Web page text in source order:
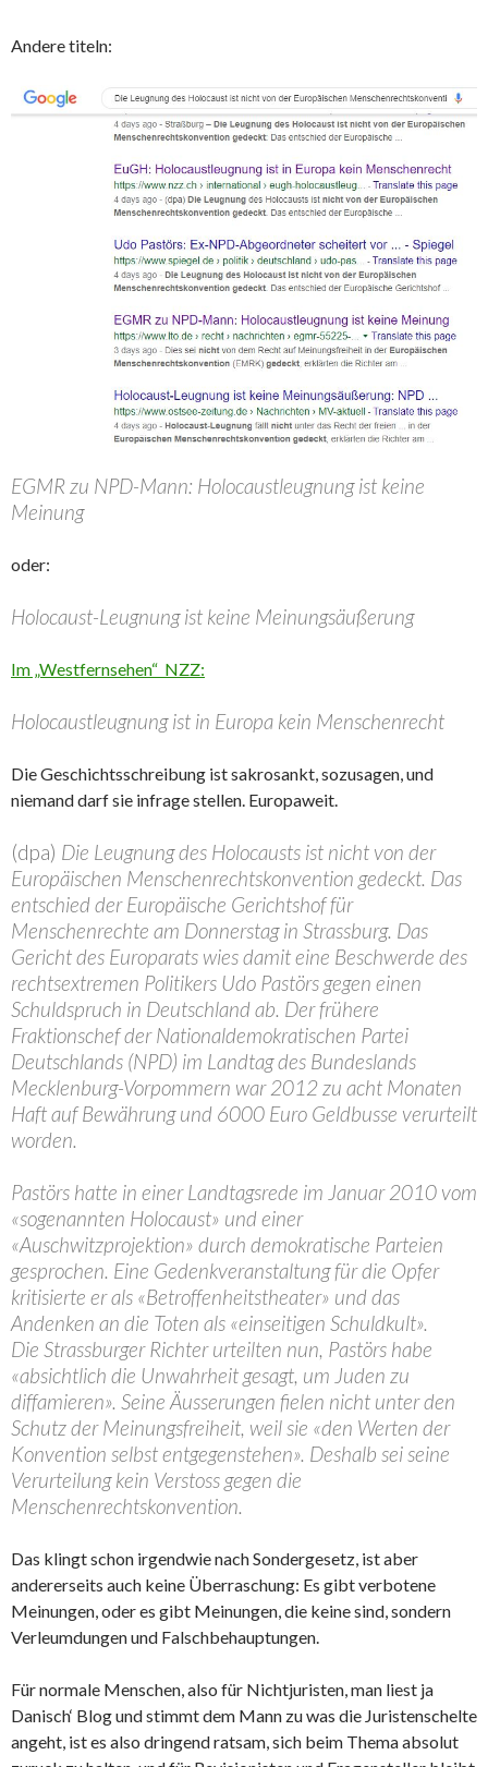
Andere titeln:
EGMR zu NPD-Mann: Holocaustleugnung ist keine
Meinung
oder:
Holocaust-Leugnung ist keine Meinungsäußerung
Im „Westfernsehen“ NZZ:
Holocaustleugnung ist in Europa kein Menschenrecht
Die Geschichtsschreibung ist sakrosankt, sozusagen, und
niemand darf sie infrage stellen. Europaweit.
(dpa) Die Leugnung des Holocausts ist nicht von der
Europäischen Menschenrechtskonvention gedeckt. Das
entschied der Europäische Gerichtshof für
Menschenrechte am Donnerstag in Strassburg. Das
Gericht des Europarats wies damit eine Beschwerde des
rechtsextremen Politikers Udo Pastörs gegen einen
Schuldspruch in Deutschland ab. Der frühere
Fraktionschef der Nationaldemokratischen Partei
Deutschlands (NPD) im Landtag des Bundeslands
Mecklenburg-Vorpommern war 2012 zu acht Monaten
Haft auf Bewährung und 6000 Euro Geldbusse verurteilt
worden.
Pastörs hatte in einer Landtagsrede im Januar 2010 vom
«sogenannten Holocaust» und einer
«Auschwitzprojektion» durch demokratische Parteien
gesprochen. Eine Gedenkveranstaltung für die Opfer
kritisierte er als «Betroffenheitstheater» und das
Andenken an die Toten als «einseitigen Schuldkult».
Die Strassburger Richter urteilten nun, Pastörs habe
«absichtlich die Unwahrheit gesagt, um Juden zu
diffamieren». Seine Äusserungen fielen nicht unter den
Schutz der Meinungsfreiheit, weil sie «den Werten der
Konvention selbst entgegenstehen». Deshalb sei seine
Verurteilung kein Verstoss gegen die
Menschenrechtskonvention.
Das klingt schon irgendwie nach Sondergesetz, ist aber
andererseits auch keine Überraschung: Es gibt verbotene
Meinungen, oder es gibt Meinungen, die keine sind, sondern
Verleumdungen und Falschbehauptungen.
Für normale Menschen, also für Nichtjuristen, man liest ja
Danisch‘ Blog und stimmt dem Mann zu was die Juristenschelte
angeht, ist es also dringend ratsam, sich beim Thema absolut